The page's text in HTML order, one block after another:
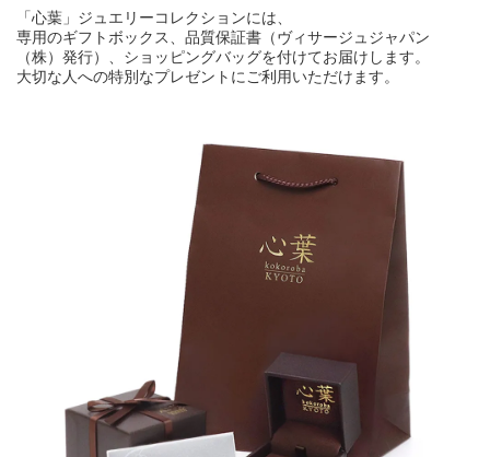
「心葉」ジュエリーコレクションには、
専用のギフトボックス、品質保証書（ヴィサージュジャパン
（株）発行）、ショッピングバッグを付けてお届けします。
大切な人への特別なプレゼントにご利用いただけます。